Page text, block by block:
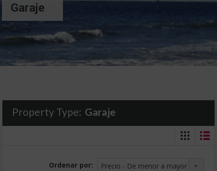
Garaje
Property Type: Garaje
Ordenar por: Precio - De menor a mayor